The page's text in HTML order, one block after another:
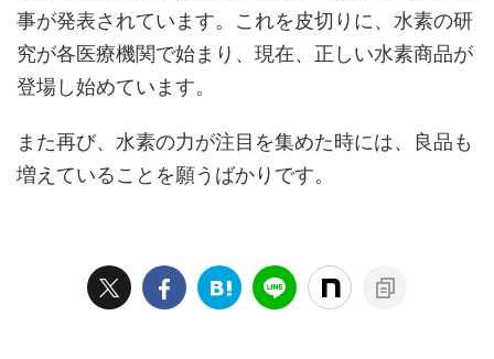
事が発表されています。これを皮切りに、水素の研
究が各医療機関で始まり、現在、正しい水素商品が
登場し始めています。
また再び、水素の力が注目を集めた時には、良品も
増えていることを願うばかりです。